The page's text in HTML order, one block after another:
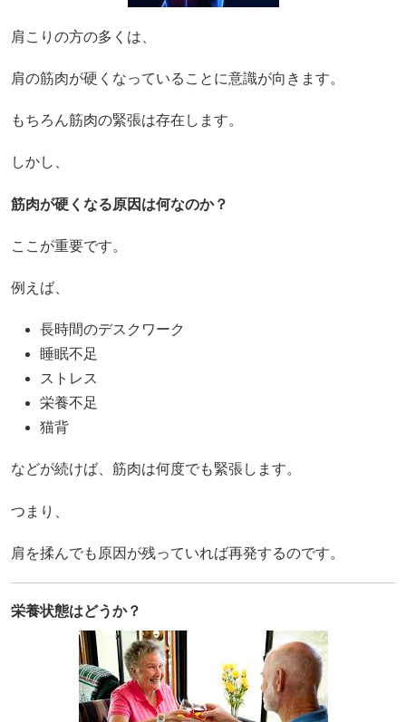
肩こりの方の多くは、
肩の筋肉が硬くなっていることに意識が向きます。
もちろん筋肉の緊張は存在します。
しかし、
筋肉が硬くなる原因は何なのか？
ここが重要です。
例えば、
長時間のデスクワーク
睡眠不足
ストレス
栄養不足
猫背
などが続けば、筋肉は何度でも緊張します。
つまり、
肩を揉んでも原因が残っていれば再発するのです。
栄養状態はどうか？